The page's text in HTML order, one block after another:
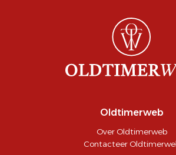
Oldtimerweb
Over Oldtimerweb
Contacteer